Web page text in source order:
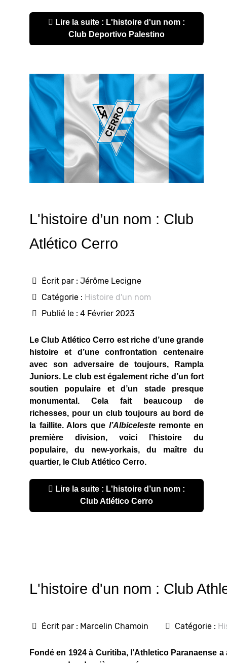
Lire la suite : L'histoire d'un nom :
Club Deportivo Palestino
L'histoire d’un nom : Club
Atlético Cerro
Écrit par : Jérôme Lecigne
Catégorie : Histoire d'un nom
Publié le : 4 Février 2023
Le Club Atlético Cerro est riche d’une grande
histoire et d’une confrontation centenaire
avec son adversaire de toujours, Rampla
Juniors. Le club est également riche d’un fort
soutien populaire et d’un stade presque
monumental. Cela fait beaucoup de
richesses, pour un club toujours au bord de
la faillite. Alors que l’Albicelesteremonte en
première division, voici l’histoire du
populaire, du new-yorkais, du maître du
quartier, le Club Atlético Cerro.
Lire la suite : L'histoire d’un nom :
Club Atlético Cerro
L'histoire d'un nom : Club
Écrit par : Marcelin Chamoin Catégorie :
Fondé en 1924 à Curitiba, l’Athletico Paranaense